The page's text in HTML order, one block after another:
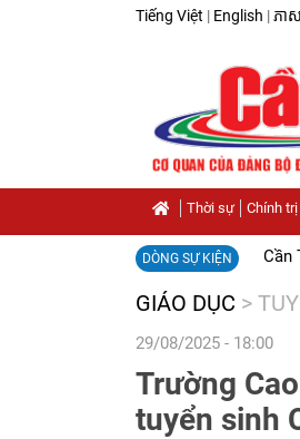
Tiếng Việt | English | ភាស
Thời sự Chính trị
DÒNG SỰ KIỆN Cần
GIÁO DỤC >
29/08/2025 - 18:00
Trường
tuyển sinh